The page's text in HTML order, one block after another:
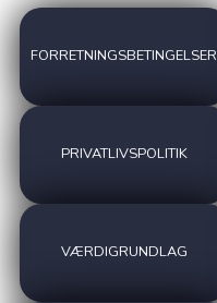
FORRETNINGSBETINGELSER
PRIVATLIVSPOLITIK
VÆRDIGRUNDLAG